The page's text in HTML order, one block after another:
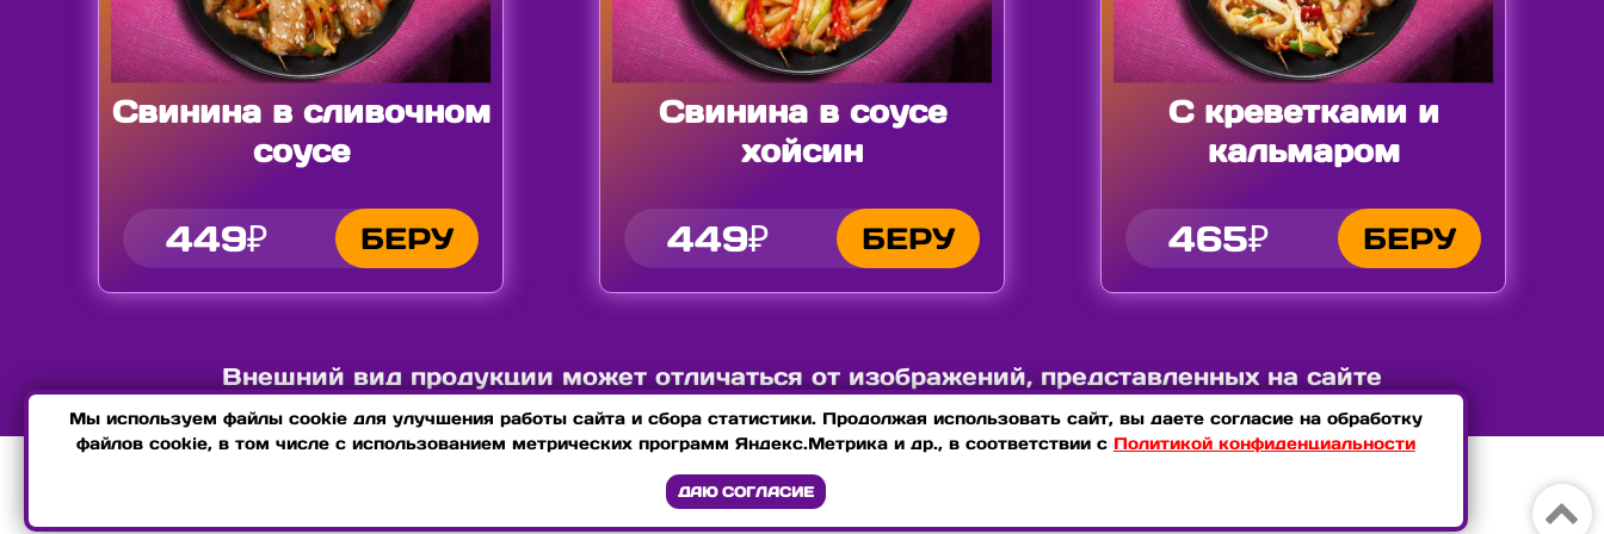
Свинина в сливочном
соусе
449₽ БЕРУ
Свинина в соусе
хойсин
449₽ БЕРУ
С креветками и
кальмаром
465₽ БЕРУ
Внешний вид продукции может отличаться от изображений, представленных на сайте
ОПЛАТА КОНФИДЕНЦИАЛЬНОСТЬ
Мы используем файлы cookie для улучшения работы сайта и сбора статистики. Продолжая использовать сайт, вы даете согласие на обработку
файлов cookie, в том числе с использованием метрических программ Яндекс.Метрика и др., в соответствии с Политикой конфиденциальности
ДАЮ СОГЛАСИЕ
